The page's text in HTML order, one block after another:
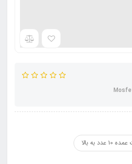
عدد به بالا